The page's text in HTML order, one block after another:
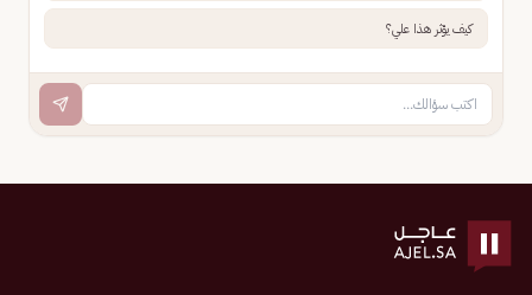
كيف يؤثر هذا علي؟